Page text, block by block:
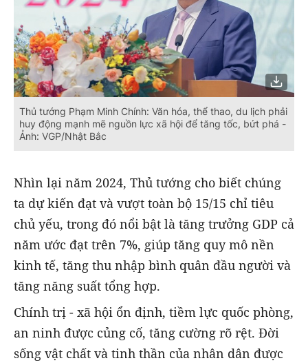
Thủ tướng Phạm Minh Chính: Văn hóa, thể thao, du lịch phải
huy động mạnh mẽ nguồn lực xã hội để tăng tốc, bứt phá -
Ảnh: VGP/Nhật Bắc
Nhìn lại năm 2024, Thủ tướng cho biết chúng
ta dự kiến đạt và vượt toàn bộ 15/15 chỉ tiêu
chủ yếu, trong đó nổi bật là tăng trưởng GDP cả
năm ước đạt trên 7%, giúp tăng quy mô nền
kinh tế, tăng thu nhập bình quân đầu người và
tăng năng suất tổng hợp.
Chính trị - xã hội ổn định, tiềm lực quốc phòng,
an ninh được củng cố, tăng cường rõ rệt. Đời
sống vật chất và tinh thần của nhân dân được